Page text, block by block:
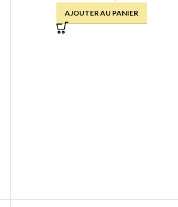
AJOUTER AU PANIER